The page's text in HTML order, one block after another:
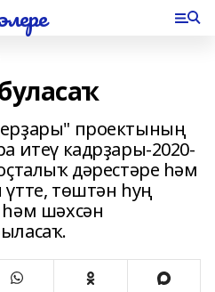
проектының
итеү кадрҙары-2020-
дәрестәре һәм
төштән һуң
шәхсән